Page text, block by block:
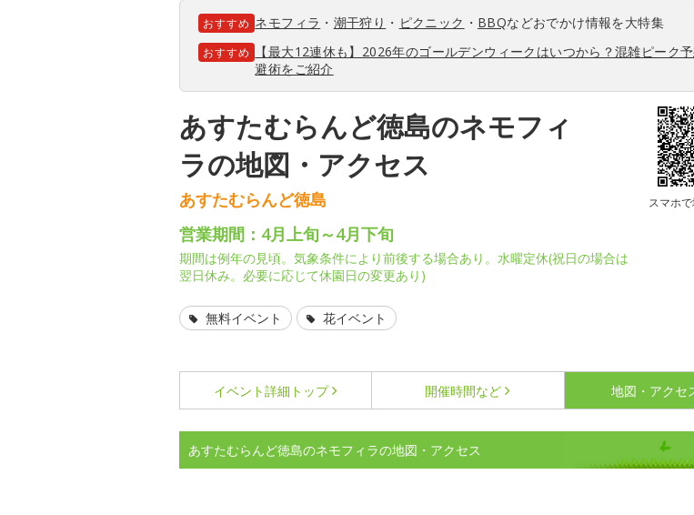
おすすめ ネモフィラ ・ 潮干狩り ・ ピクニック ・ BBQなどおでかけ情報を大特集
おすすめ
【最大12連休も】2026年のゴールデンウィークはいつから？混雑ピーク
避術をご紹介
あすたむらんど徳島のネモフィ
ラの地図・アクセス
あすたむらんど徳島 スマホ
営業期間：4月上旬～4月下旬
期間は例年の見頃。気象条件により前後する場合あり。水曜定休(祝日の場合は
翌日休み。必要に応じて休園日の変更あり)
無料イベント 花イベント
イベント詳細 トップ 開催時間など 地図・アクセ
あすたむらんど徳島のネモフィラの地図・アクセス